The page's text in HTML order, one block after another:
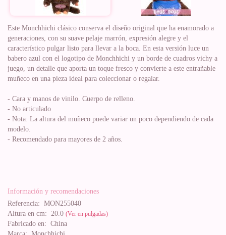
Este Monchhichi clásico conserva el diseño original que ha enamorado a
generaciones, con su suave pelaje marrón, expresión alegre y el
característico pulgar listo para llevar a la boca. En esta versión luce un
babero azul con el logotipo de Monchhichi y un borde de cuadros vichy a
juego, un detalle que aporta un toque fresco y convierte a este entrañable
muñeco en una pieza ideal para coleccionar o regalar.
- Cara y manos de vinilo. Cuerpo de relleno.
- No articulado
- Nota: La altura del muñeco puede variar un poco dependiendo de cada
modelo.
- Recomendado para mayores de 2 años.
Información y recomendaciones
Referencia: MON255040
Altura en cm: 20.0 (Ver en pulgadas)
Fabricado en: China